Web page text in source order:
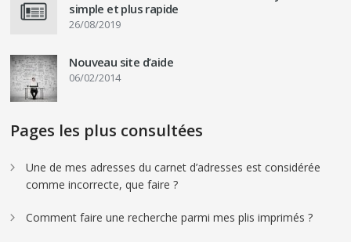
simple et plus rapide
26/08/2019
Nouveau site d’aide
06/02/2014
Pages les plus consultées
Une de mes adresses du carnet d’adresses est considérée
comme incorrecte, que faire ?
Comment faire une recherche parmi mes plis imprimés ?